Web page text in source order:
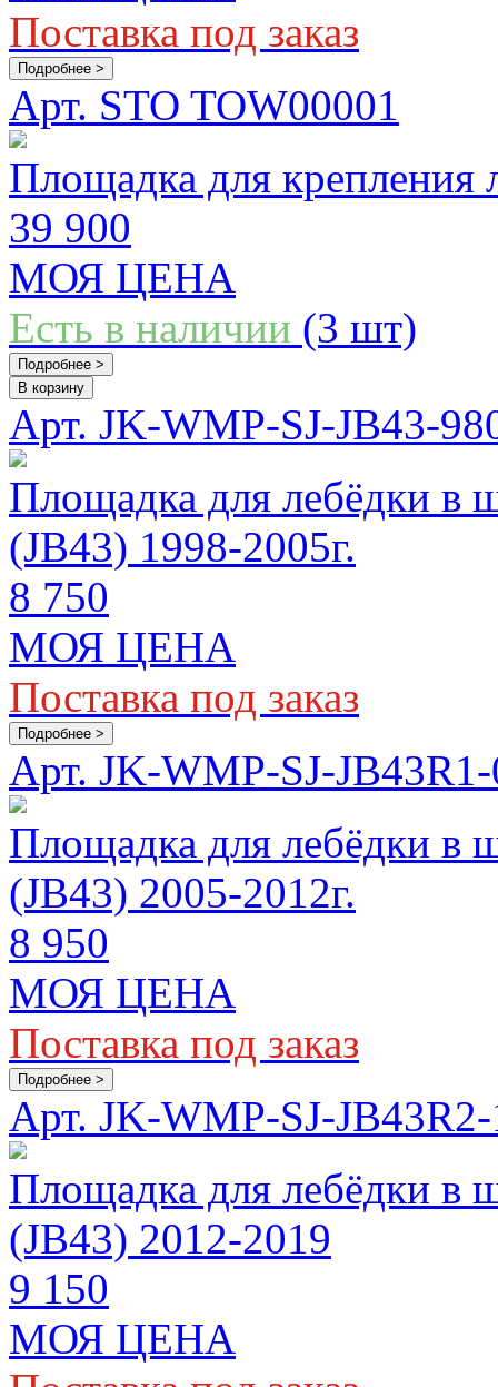
Поставка под заказ
Подробнее >
Арт. STO TOW00001
Площадка для крепления
39 900
МОЯ ЦЕНА
Есть в наличии (3 шт)
Подробнее >
В корзину
Арт. JK-WMP-SJ-JB43-
Площадка для лебёдки в
(JB43) 1998-2005г.
8 750
МОЯ ЦЕНА
Поставка под заказ
Подробнее >
Арт. JK-WMP-SJ-
Площадка для лебёдки в
(JB43) 2005-2012г.
8 950
МОЯ ЦЕНА
Поставка под заказ
Подробнее >
Арт. JK-WMP-SJ-
Площадка для лебёдки в
(JB43) 2012-2019
9 150
МОЯ ЦЕНА